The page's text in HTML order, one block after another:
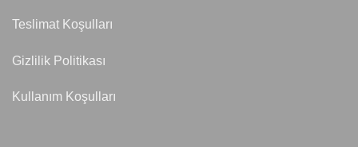
Teslimat Koşulları
Gizlilik Politikası
Kullanım Koşulları